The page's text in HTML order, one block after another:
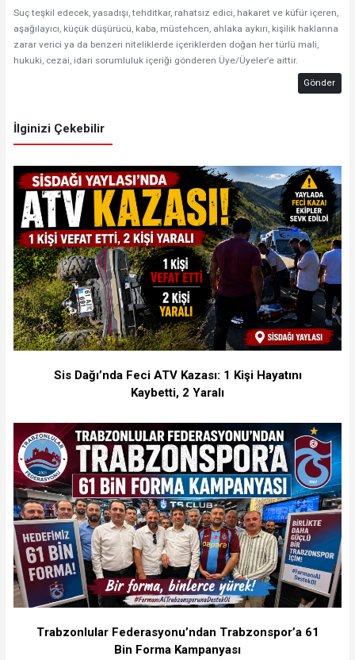
Suç teşkil edecek, yasadışı, tehditkar, rahatsız edici, hakaret ve küfür içeren,
aşağılayıcı, küçük düşürücü, kaba, müstehcen, ahlaka aykırı, kişilik haklarına
zarar verici ya da benzeri niteliklerde içeriklerden doğan her türlü mali,
hukuki, cezai, idari sorumluluk içeriği gönderen Üye/Üyeler’e aittir.
Gönder
İlginizi Çekebilir
Sis Dağı’nda Feci ATV Kazası: 1 Kişi Hayatını
Kaybetti, 2 Yaralı
Trabzonlular Federasyonu’ndan Trabzonspor’a 61
Bin Forma Kampanyası